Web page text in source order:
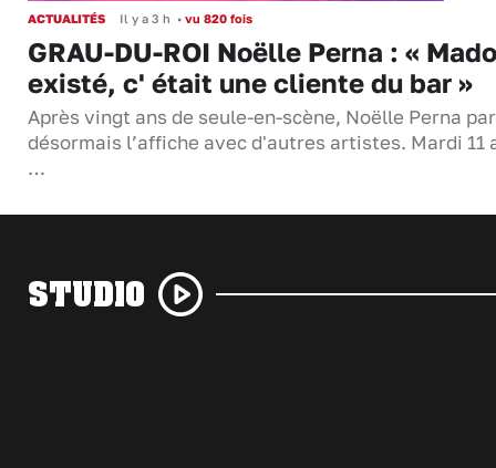
ACTUALITÉS Il y a 3 h • vu 820 fois
GRAU-DU-ROI Noëlle Perna : «
existé, c' était une cliente du bar »
Après vingt ans de seule-en-scène, Noëlle Perna
désormais l’affiche avec d'autres artistes. Mardi 11
…
STUDIO